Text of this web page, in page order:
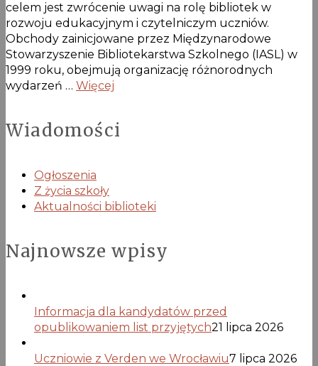
celem jest zwrócenie uwagi na rolę bibliotek w
rozwoju edukacyjnym i czytelniczym uczniów.
Obchody zainicjowane przez Międzynarodowe
Stowarzyszenie Bibliotekarstwa Szkolnego (IASL) w
1999 roku, obejmują organizację różnorodnych
wydarzeń … Więcej
Stronicowanie
Wiadomości
Ogłoszenia
Z życia szkoły
Aktualności biblioteki
Najnowsze wpisy
Informacja dla kandydatów przed
opublikowaniem list przyjętych21 lipca 2026
Uczniowie z Verden we Wrocławiu7 lipca 2026